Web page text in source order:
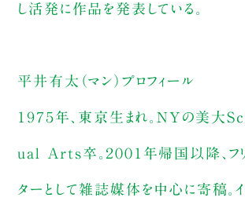
し活発に作品を発表している。
平井有太（マン）プロフィール
１９７５年、東京生まれ。NYの美
ual Arts卒。２００１年帰国以降、フ
ターとして雑誌媒体を中心に寄稿。イ